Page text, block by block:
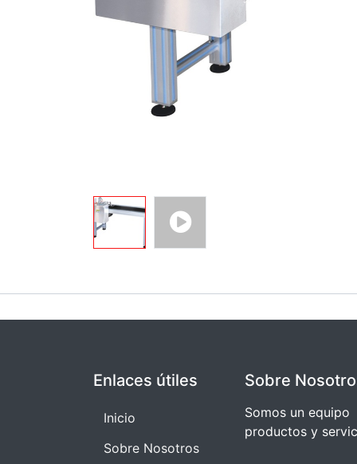
Enlaces útiles
I​​nicio
Sobre Nosotros
Sobre
Somos un
productos y